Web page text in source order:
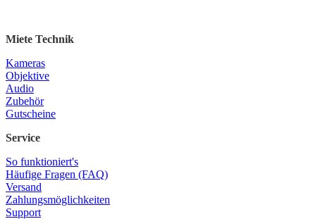
Miete Technik
Kameras
Objektive
Audio
Zubehör
Gutscheine
Service
So funktioniert's
Häufige Fragen (FAQ)
Versand
Zahlungsmöglichkeiten
Support